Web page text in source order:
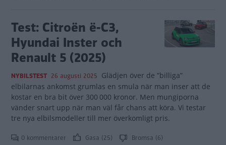
Test: Citroën ë-C3,
Hyundai Inster och
Renault 5 (2025)
NYBILSTEST 26 augusti 2025 Glädjen över de ”billiga”
elbilarnas ankomst grumlas en smula när man inser att de
kostar en bra bit över 300 000 kronor. Men mungiporna
vänder snart upp när man väl får chans att köra. Vi testar
tre nya elbilsmodeller till mer överkomligt pris.
0 kommentarer Gasa (25) Bromsa (6)